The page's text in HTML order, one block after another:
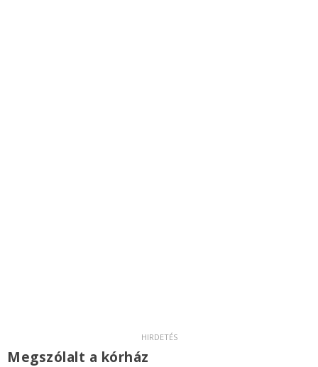
Megszólalt a kórház